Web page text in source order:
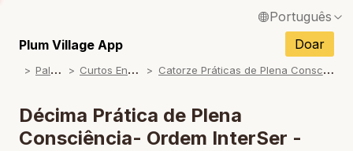
Português
Français / Francês
Español / Espanhol
Deutsch / Alemão
Plum Village App
Doar
P
alestras C
urtos Ensinamentos C
atorze Práticas de Plena Consciência - Ordem InterSer
Décima Prática de Plena
Consciência- Ordem InterSer -